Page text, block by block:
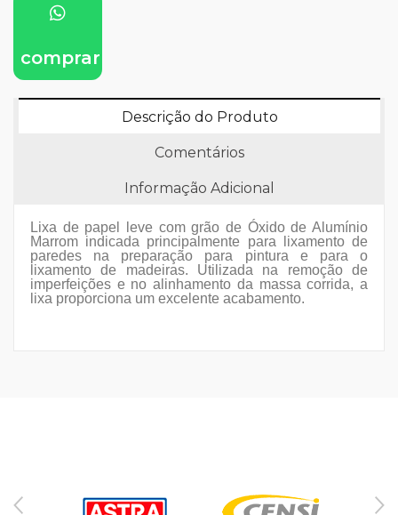
comprar
Descrição do Produto
Comentários
Informação Adicional
Lixa de papel leve com grão de Óxido de Alumínio
Marrom indicada principalmente para lixamento de
paredes na preparação para pintura e para o
lixamento de madeiras. Utilizada na remoção de
imperfeições e no alinhamento da massa corrida, a
lixa proporciona um excelente acabamento.